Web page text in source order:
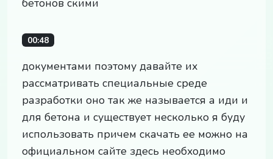
00:48
документами поэтому давайте их
рассматривать специальные среде
разработки оно так же называется а иди и
для бетона и существует несколько я буду
использовать причем скачать ее можно на
официальном сайте здесь необходимо